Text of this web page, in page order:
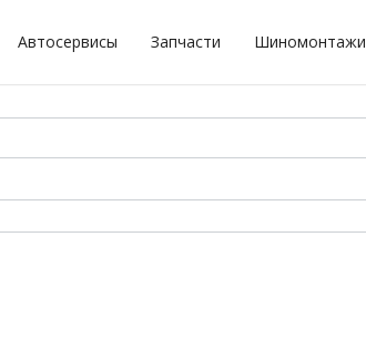
Автосервисы Запчасти Шиномонтажи